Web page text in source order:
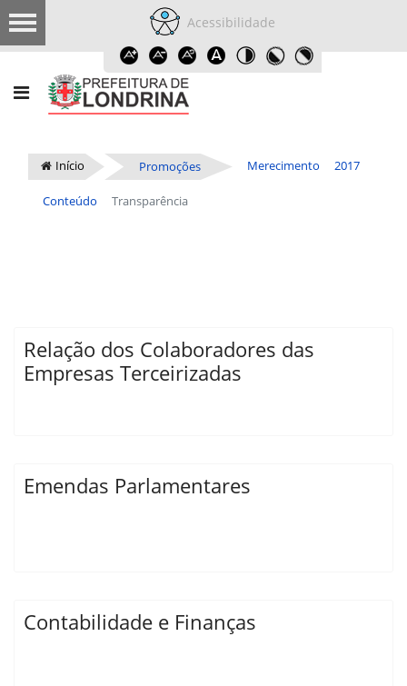
Acessibilidade
Início Promoções Merecimento 2017
Conteúdo Transparência
Relação dos Colaboradores das
Empresas Terceirizadas
Emendas Parlamentares
Contabilidade e Finanças